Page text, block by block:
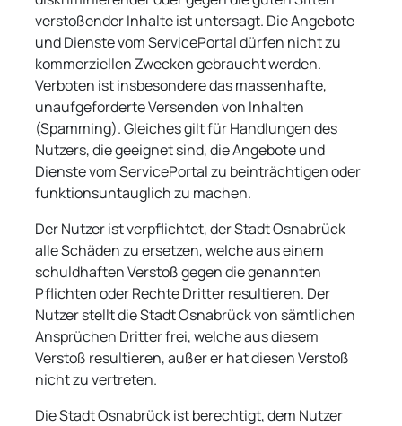
verstoßender Inhalte ist untersagt. Die Angebote
und Dienste vom ServicePortal dürfen nicht zu
kommerziellen Zwecken gebraucht werden.
Verboten ist insbesondere das massenhafte,
unaufgeforderte Versenden von Inhalten
(Spamming). Gleiches gilt für Handlungen des
Nutzers, die geeignet sind, die Angebote und
Dienste vom ServicePortal zu beinträchtigen oder
funktionsuntauglich zu machen.
Der Nutzer ist verpflichtet, der Stadt Osnabrück
alle Schäden zu ersetzen, welche aus einem
schuldhaften Verstoß gegen die genannten
Pflichten oder Rechte Dritter resultieren. Der
Nutzer stellt die Stadt Osnabrück von sämtlichen
Ansprüchen Dritter frei, welche aus diesem
Verstoß resultieren, außer er hat diesen Verstoß
nicht zu vertreten.
Die Stadt Osnabrück ist berechtigt, dem Nutzer